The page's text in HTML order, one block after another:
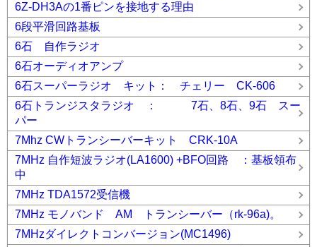
6Z-DH3Aの1番ピンを接地する理由
6段平滑回路基板
6石 自作ラジオ
6石オーディオアンプ
6石スーパーラジオ キット： チェリー CK-606
6石トランジスタラジオ ： 7石、8石、9石 スー
パー
7Mhz CWトランシーバーキット CRK-10A
7MHz 自作短波ラジオ(LA1600) +BFO回路 ：基板領布
中
7MHz TDA1572受信機
7MHz モノバンド AM トランシーバー（rk-96a)。
7MHzダイレクトコンバージョン(MC1496)